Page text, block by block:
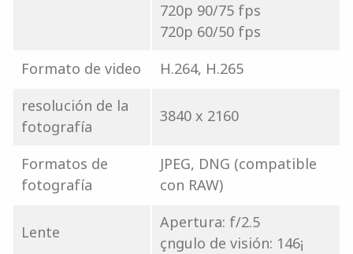
720p 90/75 fps
720p 60/50 fps
Formato de video
H.264, H.265
resolución de la
fotografía
3840 x 2160
Formatos de
fotografía
JPEG, DNG (compatible
con RAW)
Lente
Apertura: f/2.5
çngulo de visión: 146¡